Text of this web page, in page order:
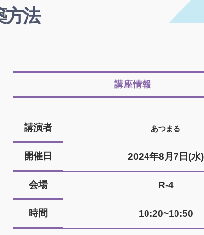
方法
講座情報
講演者 あつまる
開催日 2024年8月7日(水)
会場 R-4
時間 10:20~10:50